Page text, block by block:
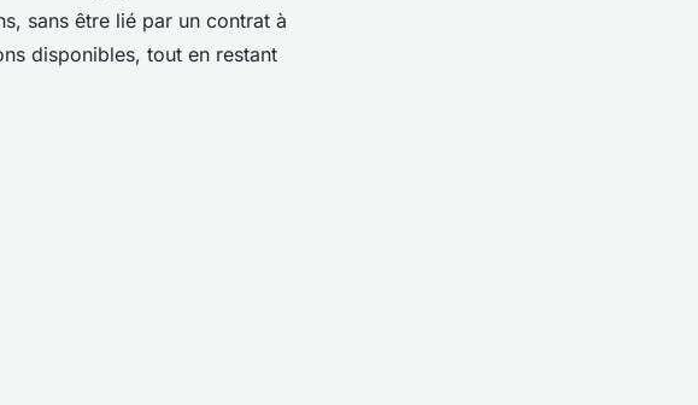
sans être lié par un contrat à
disponibles, tout en restant